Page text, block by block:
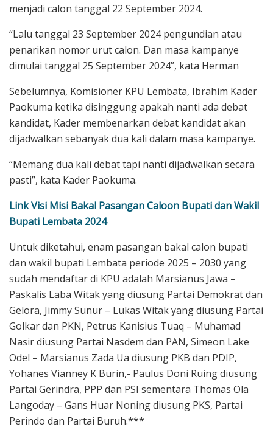
menjadi calon tanggal 22 September 2024.
“Lalu tanggal 23 September 2024 pengundian atau
penarikan nomor urut calon. Dan masa kampanye
dimulai tanggal 25 September 2024”, kata Herman
Sebelumnya, Komisioner KPU Lembata, Ibrahim Kader
Paokuma ketika disinggung apakah nanti ada debat
kandidat, Kader membenarkan debat kandidat akan
dijadwalkan sebanyak dua kali dalam masa kampanye.
“Memang dua kali debat tapi nanti dijadwalkan secara
pasti”, kata Kader Paokuma.
Link Visi Misi Bakal Pasangan Caloon Bupati dan Wakil
Bupati Lembata 2024
Untuk diketahui, enam pasangan bakal calon bupati
dan wakil bupati Lembata periode 2025 – 2030 yang
sudah mendaftar di KPU adalah Marsianus Jawa –
Paskalis Laba Witak yang diusung Partai Demokrat dan
Gelora, Jimmy Sunur – Lukas Witak yang diusung Partai
Golkar dan PKN, Petrus Kanisius Tuaq – Muhamad
Nasir diusung Partai Nasdem dan PAN, Simeon Lake
Odel – Marsianus Zada Ua diusung PKB dan PDIP,
Yohanes Vianney K Burin,- Paulus Doni Ruing diusung
Partai Gerindra, PPP dan PSI sementara Thomas Ola
Langoday – Gans Huar Noning diusung PKS, Partai
Perindo dan Partai Buruh.***